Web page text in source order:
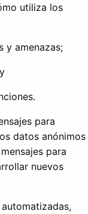
utiliza los
y amenazas;
para
datos anónimos
para
nuevos